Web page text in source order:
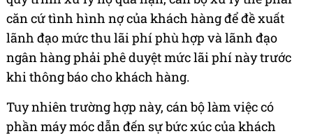
căn cứ tình hình nợ của khách hàng để đề xuất
lãnh đạo mức thu lãi phí phù hợp và lãnh đạo
ngân hàng phải phê duyệt mức lãi phí này trước
khi thông báo cho khách hàng.
Tuy nhiên trường hợp này, cán bộ làm việc có
phần máy móc dẫn đến sự bức xúc của khách